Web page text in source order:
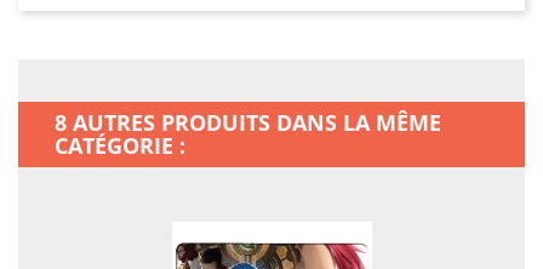
8 AUTRES PRODUITS DANS LA MÊME
CATÉGORIE :